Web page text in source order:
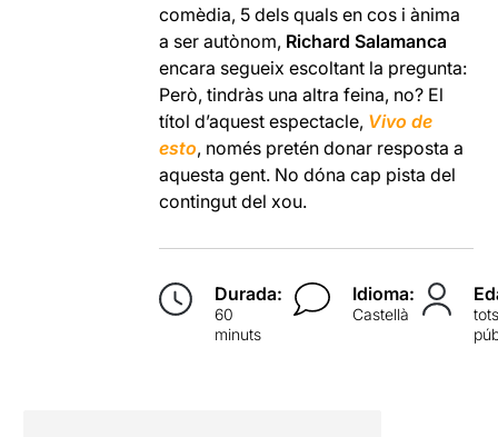
comèdia, 5 dels quals en cos i ànima
a ser autònom, Richard Salamanca
encara segueix escoltant la pregunta:
Però, tindràs una altra feina, no? El
títol d’aquest espectacle, Vivo de
esto, només pretén donar resposta a
aquesta gent. No dóna cap pista del
contingut del xou.
Durada:
60
minuts
Idioma:
Castellà